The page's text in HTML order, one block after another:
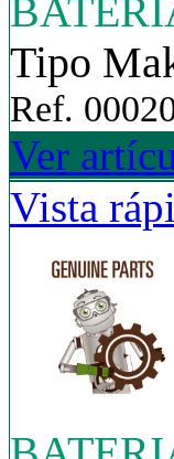
Tipo
Ref.
Ver
Vista